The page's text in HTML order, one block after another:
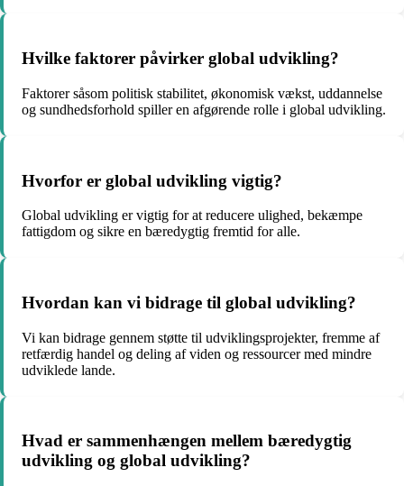
Hvilke faktorer påvirker global udvikling?
Faktorer såsom politisk stabilitet, økonomisk vækst, uddannelse
og sundhedsforhold spiller en afgørende rolle i global udvikling.
Hvorfor er global udvikling vigtig?
Global udvikling er vigtig for at reducere ulighed, bekæmpe
fattigdom og sikre en bæredygtig fremtid for alle.
Hvordan kan vi bidrage til global udvikling?
Vi kan bidrage gennem støtte til udviklingsprojekter, fremme af
retfærdig handel og deling af viden og ressourcer med mindre
udviklede lande.
Hvad er sammenhængen mellem bæredygtig
udvikling og global udvikling?